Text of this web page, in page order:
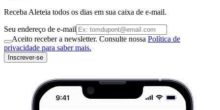
Receba Aleteia todos os dias em sua caixa de e-mail.
Seu endereço de e-mail
Aceito receber a newsletter. Consulte nossa Política de
privacidade para saber mais.
Inscrever-se